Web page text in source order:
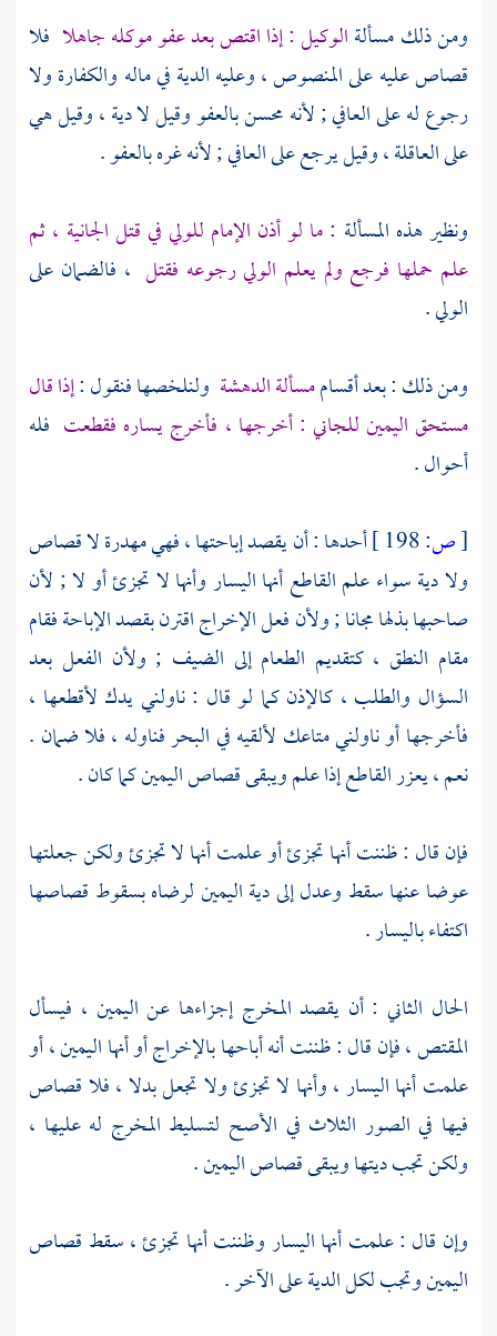
ومن ذلك مسألةالوكيل : إذا اقتص بعد عفو موكله جاهلا فلا
قصاص عليه على المنصوص ، وعليه الدية في ماله والكفارة ولا
رجوع له على العافي ; لأنه محسن بالعفو وقيل لا دية ، وقيل هي
على العاقلة ، وقيل يرجع على العافي ; لأنه غره بالعفو .
ونظير هذه المسألة :ما لو أذن الإمام للولي في قتل الجانية ، ثم
علم حملها فرجع ولم يعلم الولي رجوعه فقتل ، فالضمان على
الولي .
ومن ذلك : بعد أقساممسألة الدهشة ولنلخصها فنقول :إذا قال
مستحق اليمين للجاني : أخرجها ، فأخرج يساره فقطعت فله
أحوال .
[ص:
أحدها : أن يقصد إباحتها ، فهي مهدرة لا قصاص
ولا دية سواء علم القاطع أنها اليسار وأنها لا تجزئ أو لا ; لأن
صاحبها بذلها مجانا ; ولأن فعل الإخراج اقترن بقصد الإباحة فقام
مقام النطق ، كتقديم الطعام إلى الضيف ; ولأن الفعل بعد
السؤال والطلب ، كالإذن كما لو قال : ناولني يدك لأقطعها ،
فأخرجها أو ناولني متاعك لألقيه في البحر فناوله ، فلا ضمان .
نعم ، يعزر القاطع إذا علم ويبقى قصاص اليمين كما كان .
فإن قال : ظننت أنها تجزئ أو علمت أنها لا تجزئ ولكن جعلتها
عوضا عنها سقط وعدل إلى دية اليمين لرضاه بسقوط قصاصها
اكتفاء باليسار .
الحال الثاني : أن يقصد المخرج إجزاءها عن اليمين ، فيسأل
المقتص ، فإن قال : ظننت أنه أباحها بالإخراج أو أنها اليمين ، أو
علمت أنها اليسار ، وأنها لا تجزئ ولا تجعل بدلا ، فلا قصاص
فيها في الصور الثلاث في الأصح لتسليط المخرج له عليها ،
ولكن تجب ديتها ويبقى قصاص اليمين .
وإن قال : علمت أنها اليسار وظننت أنها تجزئ ، سقط قصاص
اليمين وتجب لكل الدية على الآخر .